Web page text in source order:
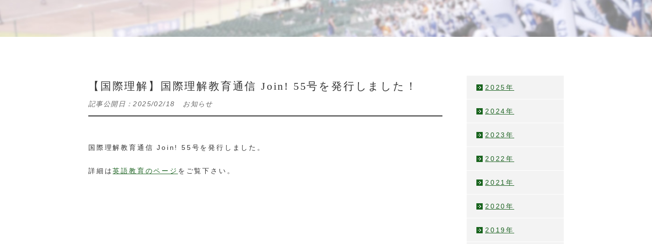
【国際理解】国際理解教育通信 Join! 55号を発行しました！
記事公開日：2025/02/18 お知らせ
国際理解教育通信 Join! 55号を発行しました。
詳細は英語教育のページ をご覧下さい。
2025年
2024年
2023年
2022年
2021年
2020年
2019年